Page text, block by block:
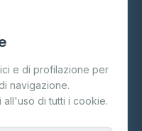
e di profilazione per
navigazione.
di tutti i cookie.